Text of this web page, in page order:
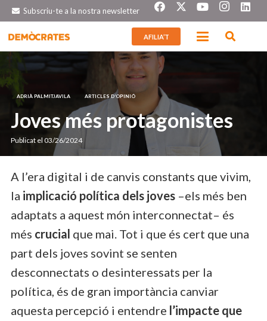
Subscriu-te a la nostra newsletter
AFILIA’T
ADRIÀ PALMITJAVILA ARTICLES D’OPINIÓ
Joves més protagonistes
Publicat el 03/26/2024
A l’era digital i de canvis constants que vivim,
la implicació política dels joves –els més ben
adaptats a aquest món interconnectat– és
més crucial que mai. Tot i que és cert que una
part dels joves sovint se senten
desconnectats o desinteressats per la
política, és de gran importància canviar
aquesta percepció i entendre l’impacte que